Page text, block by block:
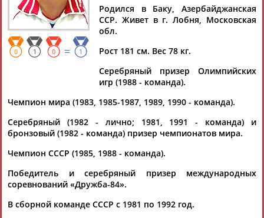
Дмитрий
Тамилла
Рамазан
Флюра
АББАТЕ-
Татьяна
АББЯСОВА
Акжана
АБДИКАРИМОВА
Артур
АБДРАХМАНОВ
0 1 0 = 1
Родился в Баку, Азербайджанская
ССР. Живет в г. Лобня, Московская
обл.
Рост 181 см. Вес 78 кг.
Серебряный призер Олимпийских
игр (1988 - команда).
Чемпион мира (1983, 1985-1987, 1989, 1990 - команда).
Серебряный (1982 - лично; 1981, 1991 - команда) и
бронзовый (1982 - команда) призер чемпионатов мира.
Чемпион СССР (1985, 1988 - команда).
Победитель и серебряный призер международных
соревнований «Дружба-84».
В сборной команде СССР с 1981 по 1992 год.